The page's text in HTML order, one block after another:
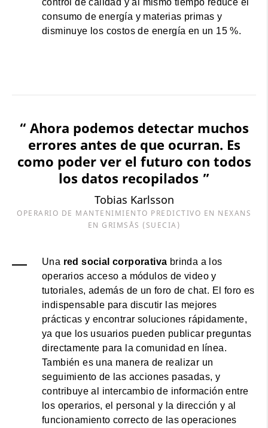
control de calidad y al mismo tiempo reduce el
consumo de energía y materias primas y
disminuye los costos de energía en un 15 %.
“ Ahora podemos detectar muchos
errores antes de que ocurran. Es
como poder ver el futuro con todos
los datos recopilados ”
Tobias Karlsson
OPERARIO DE MANTENIMIENTO PREDICTIVO EN NEXANS
EN GRIMSÅS (SUECIA)
Una red social corporativa brinda a los
operarios acceso a módulos de video y
tutoriales, además de un foro de chat. El foro es
indispensable para discutir las mejores
prácticas y encontrar soluciones rápidamente,
ya que los usuarios pueden publicar preguntas
directamente para la comunidad en línea.
También es una manera de realizar un
seguimiento de las acciones pasadas, y
contribuye al intercambio de información entre
los operarios, el personal y la dirección y al
funcionamiento correcto de las operaciones